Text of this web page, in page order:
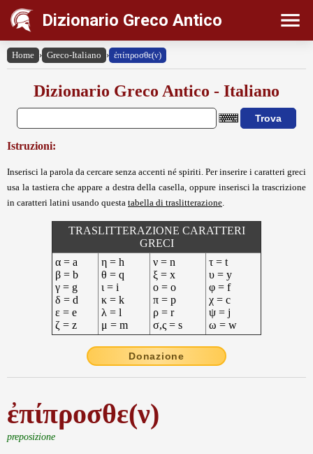
Dizionario Greco Antico
Home › Greco-Italiano › ἐπίπροσθε(ν)
Dizionario Greco Antico - Italiano
Istruzioni:
Inserisci la parola da cercare senza accenti né spiriti. Per inserire i caratteri greci
usa la tastiera che appare a destra della casella, oppure inserisci la trascrizione
in caratteri latini usando questa tabella di traslitterazione
TRASLITTERAZIONE CARATTERI
GRECI
α = a
β = b
γ = g
δ = d
ε = e
ζ = z
η = h
θ = q
ι = i
κ = k
λ = l
μ = m
ν = n
ξ = x
ο = o
π = p
ρ = r
σ,ς = s
τ = t
υ = y
φ = f
χ = c
ψ = j
ω = w
Donazione
ἐπίπροσθε(ν)
preposizione